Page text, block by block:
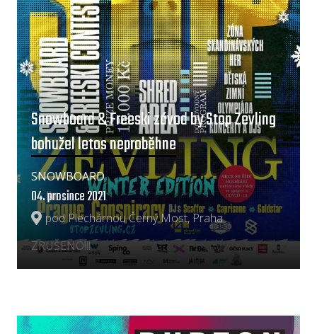
Snowboard & Freeski závod by Stop Zevling
bohužel letos neproběhne
pod Plechárnou Černý Most, Praha
04. prosince 2021
SNOWBOARD
ZRUŠENO!!!